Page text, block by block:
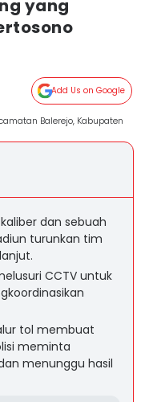
yang
Add Us on Google
Balerejo, Kabupaten
dan sebuah
turunkan tim
CCTV untuk
tol membuat
meminta
menunggu hasil